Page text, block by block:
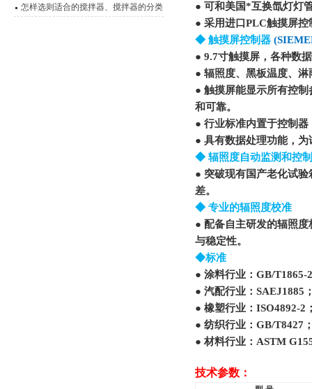
怎样选则适合的搅拌器、搅拌器的分类
● 可和美国*互换氙灯灯
● 采用进口PLC触摸屏
◆ 触摸屏控制器
● 9.7寸触摸屏，各种数
● 辐照度、黑板温度、
● 触摸屏能显示所有控
和可靠。
● 行业标准内置于控制
● 具有数据处理功能，
◆ 辐照度自动监测和控
● 突破现有国产老化试
差。
◆ 专业的辐照度校准
● 配备自主研发的辐照
与稳定性。
◆标准
● 涂料行业：GB/T1865-
● 汽配行业：SAEJ1885
● 橡塑行业：ISO4892-2
● 纺织行业：GB/T8427
● 材料行业：ASTM
技术参数：